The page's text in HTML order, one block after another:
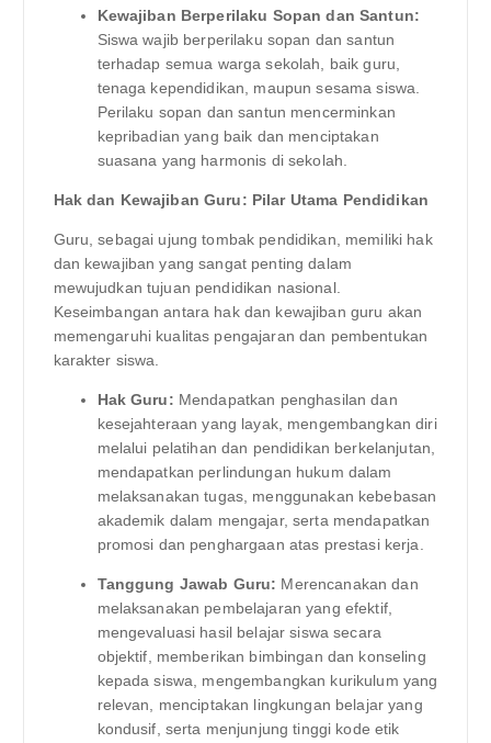
Kewajiban Berperilaku Sopan dan Santun:
Siswa wajib berperilaku sopan dan santun
terhadap semua warga sekolah, baik guru,
tenaga kependidikan, maupun sesama siswa.
Perilaku sopan dan santun mencerminkan
kepribadian yang baik dan menciptakan
suasana yang harmonis di sekolah.
Hak dan Kewajiban Guru: Pilar Utama Pendidikan
Guru, sebagai ujung tombak pendidikan, memiliki hak
dan kewajiban yang sangat penting dalam
mewujudkan tujuan pendidikan nasional.
Keseimbangan antara hak dan kewajiban guru akan
memengaruhi kualitas pengajaran dan pembentukan
karakter siswa.
Hak Guru: Mendapatkan penghasilan dan
kesejahteraan yang layak, mengembangkan diri
melalui pelatihan dan pendidikan berkelanjutan,
mendapatkan perlindungan hukum dalam
melaksanakan tugas, menggunakan kebebasan
akademik dalam mengajar, serta mendapatkan
promosi dan penghargaan atas prestasi kerja.
Tanggung Jawab Guru: Merencanakan dan
melaksanakan pembelajaran yang efektif,
mengevaluasi hasil belajar siswa secara
objektif, memberikan bimbingan dan konseling
kepada siswa, mengembangkan kurikulum yang
relevan, menciptakan lingkungan belajar yang
kondusif, serta menjunjung tinggi kode etik